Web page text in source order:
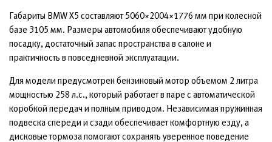
Габариты BMW X5 составляют 5060×2004×1776 мм при колесной
базе 3105 мм. Размеры автомобиля обеспечивают удобную
посадку, достаточный запас пространства в салоне и
практичность в повседневной эксплуатации.
Для модели предусмотрен бензиновый мотор объемом 2 литра
мощностью 258 л.с., который работает в паре с автоматической
коробкой передач и полным приводом. Независимая пружинная
подвеска спереди и сзади обеспечивает комфортную езду, а
дисковые тормоза помогают сохранять уверенное поведение